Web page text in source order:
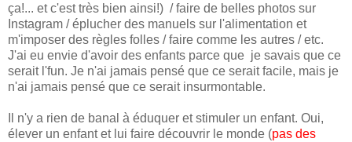
ça!... et c'est très bien ainsi!) / faire de belles photos sur
Instagram / éplucher des manuels sur l'alimentation et
m'imposer des règles folles / faire comme les autres / etc.
J'ai eu envie d'avoir des enfants parce que je savais que ce
serait l'fun. Je n'ai jamais pensé que ce serait facile, mais je
n'ai jamais pensé que ce serait insurmontable.
Il n'y a rien de banal à éduquer et stimuler un enfant. Oui,
élever un enfant et lui faire découvrir le monde (pas des